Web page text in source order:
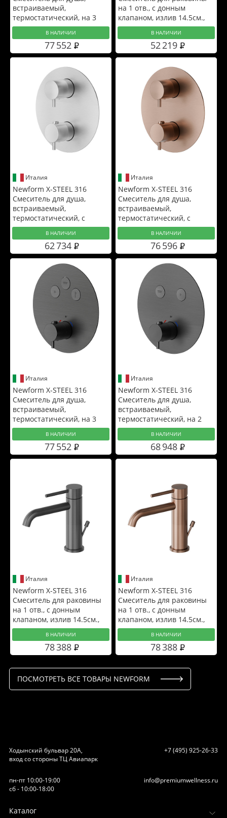
встраиваемый,
термостатический, на 3
источника, с кнопками,
цвет: PVD Brushed copper
В НАЛИЧИИ
77 552
на 1 отв., с донным
клапаном, излив 14.5см.,
цвет: нержавеющая сталь
В НАЛИЧИИ
52 219
Италия
Newform X-STEEL 316
Смеситель для душа,
встраиваемый,
термостатический, с
переключателем до 5
источников (для
31061/31020/27888/27889)
цвет: нержавеющая сталь
В НАЛИЧИИ
62 734
Италия
Newform X-STEEL 316
Смеситель для душа,
встраиваемый,
термостатический, с
переключателем до 5
источников, цвет: PVD
Brushed copper bronze
В НАЛИЧИИ
76 596
Италия
Newform X-STEEL 316
Смеситель для душа,
встраиваемый,
термостатический, на 3
источника, с кнопками,
цвет: PVD Brushed gun
В НАЛИЧИИ
77 552
Италия
Newform X-STEEL 316
Смеситель для душа,
встраиваемый,
термостатический, на 2
источника, с кнопками,
цвет: PVD Brushed gun
В НАЛИЧИИ
68 948
Италия
Newform X-STEEL 316
Смеситель для раковины
на 1 отв., с донным
клапаном, излив 14.5см.,
цвет: PVD Brushed gun
metal
В НАЛИЧИИ
78 388
Италия
Newform X-STEEL 316
Смеситель для раковины
на 1 отв., с донным
клапаном, излив 14.5см.,
цвет: PVD Brushed copper
bronze
В НАЛИЧИИ
78 388
ПОСМОТРЕТЬ ВСЕ ТОВАРЫ NEWFORM
Ходынский бульвар 20А,
вход со стороны ТЦ Авиапарк
+7 (495) 925-26-33
пн-пт 10:00-19:00
сб - 10:00-18:00
info@premiumwellness.ru
Каталог